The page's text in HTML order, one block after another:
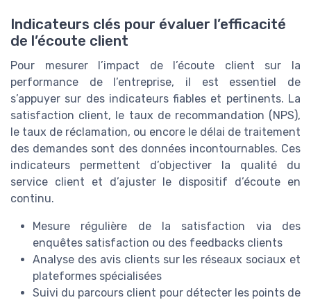
Indicateurs clés pour évaluer l’efficacité
de l’écoute client
Pour mesurer l’impact de l’écoute client sur la
performance de l’entreprise, il est essentiel de
s’appuyer sur des indicateurs fiables et pertinents. La
satisfaction client, le taux de recommandation (NPS),
le taux de réclamation, ou encore le délai de traitement
des demandes sont des données incontournables. Ces
indicateurs permettent d’objectiver la qualité du
service client et d’ajuster le dispositif d’écoute en
continu.
Mesure régulière de la satisfaction via des
enquêtes satisfaction ou des feedbacks clients
Analyse des avis clients sur les réseaux sociaux et
plateformes spécialisées
Suivi du parcours client pour détecter les points de